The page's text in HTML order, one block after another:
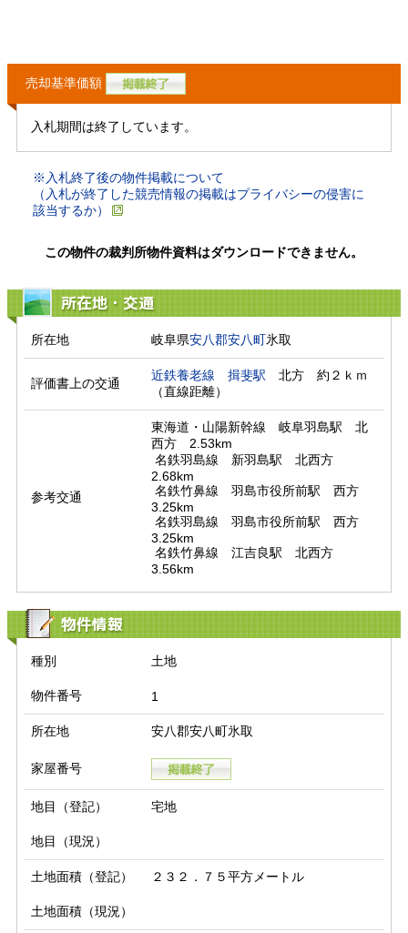
売却基準価額
入札期間は終了しています。
※入札終了後の物件掲載について
（入札が終了した競売情報の掲載はプライバシーの侵害に
該当するか）
この物件の裁判所物件資料はダウンロードできません。
所在地・交通
所在地 岐阜県安八郡安八町氷取
評価書上の交通
近鉄養老線 揖斐駅 北方　約２ｋｍ
（直線距離）
参考交通
東海道・山陽新幹線　岐阜羽島駅　北
西方　2.53km
2.68km
3.25km
3.25km
3.56km
物件情報
種別 土地
物件番号 1
所在地 安八郡安八町氷取
家屋番号
地目（登記） 宅地
地目（現況）
土地面積（登記） ２３２．７５平方メートル
土地面積（現況）